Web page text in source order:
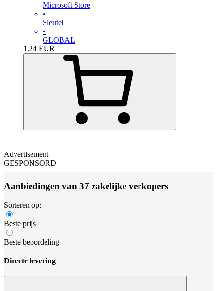
Microsoft Store
•
Sleutel
•
GLOBAL
1.24 EUR
Advertisement
GESPONSORD
Aanbiedingen van 37 zakelijke verkopers
Sorteren op:
Beste prijs
Beste beoordeling
Directe levering